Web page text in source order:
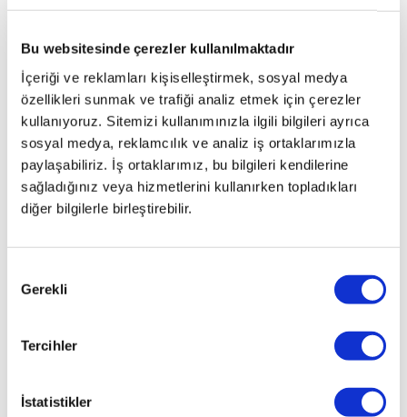
Bu websitesinde çerezler kullanılmaktadır
İçeriği ve reklamları kişiselleştirmek, sosyal medya
özellikleri sunmak ve trafiği analiz etmek için çerezler
kullanıyoruz. Sitemizi kullanımınızla ilgili bilgileri ayrıca
sosyal medya, reklamcılık ve analiz iş ortaklarımızla
paylaşabiliriz. İş ortaklarımız, bu bilgileri kendilerine
sağladığınız veya hizmetlerini kullanırken topladıkları
diğer bilgilerle birleştirebilir.
Seçimi
Gerekli
Tercihler
İstatistikler
C 200
1.6 AMG 7G
TRONIC
C 200
BLUETEC ESTATE
1.6
AVANTGARDE
7G TRONIC
C 200
BLUETEC ESTATE
FASCINATION
ESTATE 1.6 STYLE